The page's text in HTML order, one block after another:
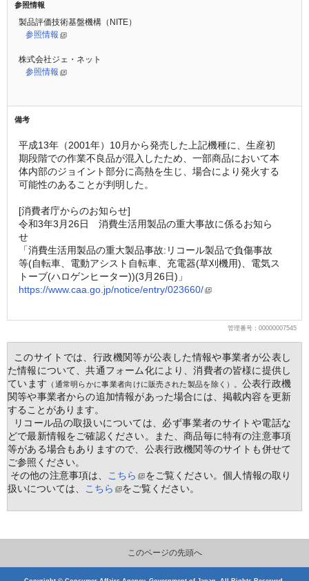
参照情報
製品評価技術基盤機構（NITE）
参照情報
株式会社ジェ・ネット
参照情報
備考
平成13年（2001年）10月から発売した上記機種に、生産初
期段階での作業不良品が混入したため、一部商品において本
体内部のジョイント部分に高熱を生じ、場合により発火する
可能性のあることが判明した。
[消費者庁からのお知らせ]
令和3年3月26日　消費生活用製品の重大事故に係るお知ら
せ
「消費生活用製品の重大製品事故:リコール製品で負傷事故
等(自転車、電動アシスト自転車、充電器(草刈機用)、電気ス
トーブ(ハロゲンヒーター))(3月26日)」
https://www.caa.go.jp/notice/entry/023660/
管理番号：00000007545
このサイトでは、行政機関等が公表した情報や事業者が公表し
た情報について、共通フォーム化により、消費者の皆様に提供し
ています
（通常明らかに事業者向けに販売された製品を除く）。 公表行政機
関等や事業者からの追加情報があった場合には、掲載内容を更新
することがあります。
リコール品の取扱いについては、必ず事業者のサイトや電話な
どで最新情報をご確認ください。また、商品毎に特有の注意事項
等がある場合もありますので、公表行政機関等のサイトも併せて
ご参照ください。
その他の注意事項は、
こちら
をご覧ください。個人情報の取り
扱いについては、
こちら をご覧ください。
このページの先頭へ